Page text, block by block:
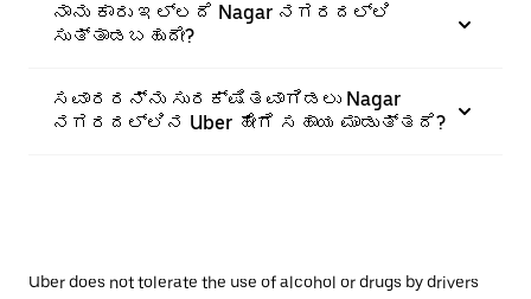
ನಾನು ಕಾರು ಇಲ್ಲದೆ Nagar ನಗರದಲ್ಲಿ
ಸುತ್ತಾಡಬಹುದೇ?
ಸವಾರರನ್ನು ಸುರಕ್ಷಿತವಾಗಿಡಲು Nagar
ನಗರದಲ್ಲಿನ Uber ಹೇಗೆ ಸಹಾಯ ಮಾಡುತ್ತದೆ?
Uber does not tolerate the use of alcohol or drugs by drivers